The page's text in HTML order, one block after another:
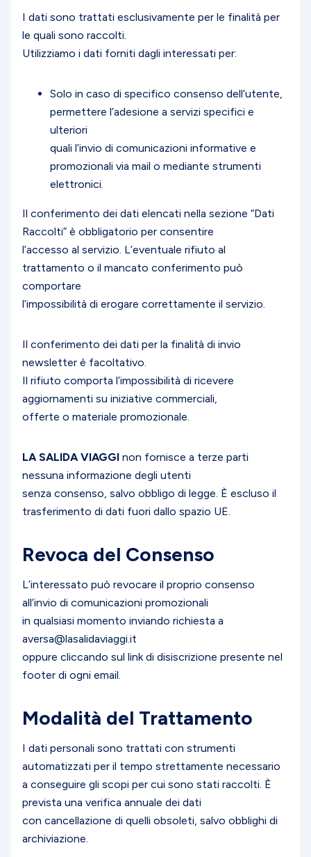
I dati sono trattati esclusivamente per le finalità per
le quali sono raccolti.
Utilizziamo i dati forniti dagli interessati per:
Solo in caso di specifico consenso dell’utente,
permettere l’adesione a servizi specifici e
ulteriori
quali l’invio di comunicazioni informative e
promozionali via mail o mediante strumenti
elettronici.
Il conferimento dei dati elencati nella sezione “Dati
Raccolti” è obbligatorio per consentire
l’accesso al servizio. L’eventuale rifiuto al
trattamento o il mancato conferimento può
comportare
l’impossibilità di erogare correttamente il servizio.
Il conferimento dei dati per la finalità di invio
newsletter è facoltativo.
Il rifiuto comporta l’impossibilità di ricevere
aggiornamenti su iniziative commerciali,
offerte o materiale promozionale.
LA SALIDA VIAGGI non fornisce a terze parti
nessuna informazione degli utenti
senza consenso, salvo obbligo di legge. È escluso il
trasferimento di dati fuori dallo spazio UE.
Revoca del Consenso
L’interessato può revocare il proprio consenso
all’invio di comunicazioni promozionali
in qualsiasi momento inviando richiesta a
aversa@lasalidaviaggi.it
oppure cliccando sul link di disiscrizione presente nel
footer di ogni email.
Modalità del Trattamento
I dati personali sono trattati con strumenti
automatizzati per il tempo strettamente necessario
a conseguire gli scopi per cui sono stati raccolti. È
prevista una verifica annuale dei dati
con cancellazione di quelli obsoleti, salvo obblighi di
archiviazione.